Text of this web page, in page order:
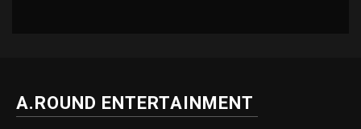
A.ROUND ENTERTAINMENT